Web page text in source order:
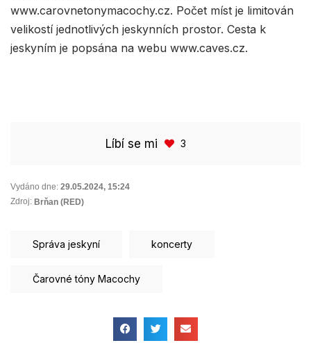
www.carovnetonymacochy.cz. Počet míst je limitován
velikostí jednotlivých jeskynních prostor. Cesta k
jeskyním je popsána na webu www.caves.cz.
Líbí se mi 3
Vydáno dne: 29.05.2024, 15:24
Zdroj: Brňan (RED)
Správa jeskyní koncerty
Čarovné tóny Macochy